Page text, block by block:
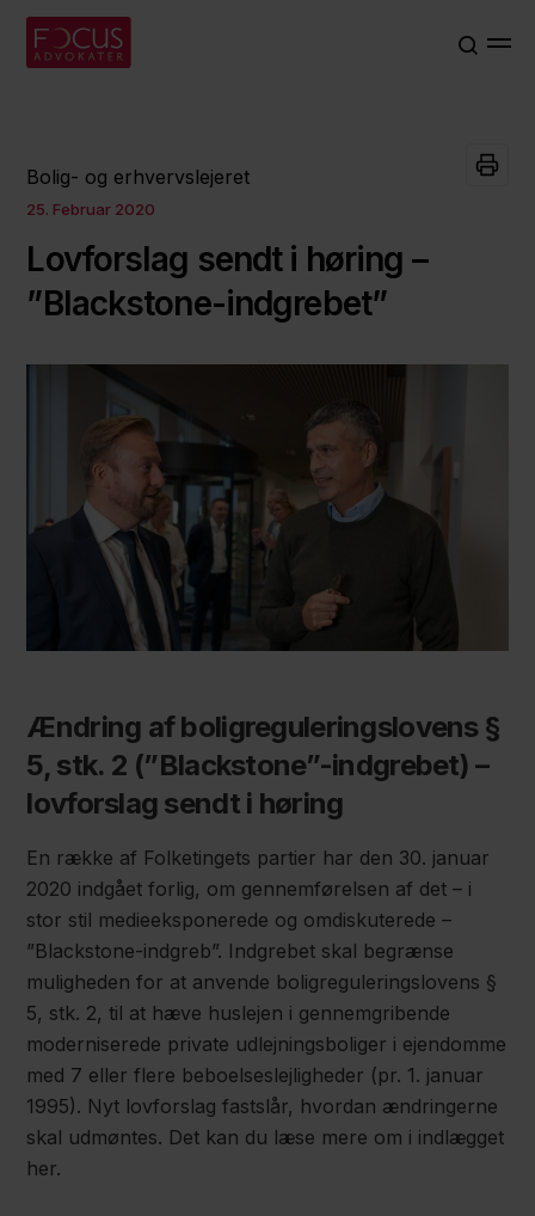
Bolig- og erhvervslejeret
25. Februar 2020
Lovforslag sendt i høring –
”Blackstone-indgrebet”
Ændring af boligreguleringslovens §
5, stk. 2 (”Blackstone”-indgrebet) –
lovforslag sendt i høring
En række af Folketingets partier har den 30. januar
2020 indgået forlig, om gennemførelsen af det – i
stor stil medieeksponerede og omdiskuterede –
”Blackstone-indgreb”. Indgrebet skal begrænse
muligheden for at anvende boligreguleringslovens §
5, stk. 2, til at hæve huslejen i gennemgribende
moderniserede private udlejningsboliger i ejendomme
med 7 eller flere beboelseslejligheder (pr. 1. januar
1995). Nyt lovforslag fastslår, hvordan ændringerne
skal udmøntes. Det kan du læse mere om i indlægget
her.